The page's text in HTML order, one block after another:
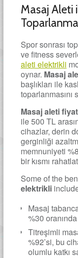
Masaj Aleti
Toparlanma
Spor sonrası
ve fitness
aleti elektrikli
oynar. Masaj
başlıkları ile
toparlanmasını
Masaj aleti
ile 500 TL
cihazlar, derin
gerginliği
memnuniyeti
bir kısmı
Some of the
elektrikli
Masaj
%30
Titreşimli
%92’si, bu
olumlu katkı